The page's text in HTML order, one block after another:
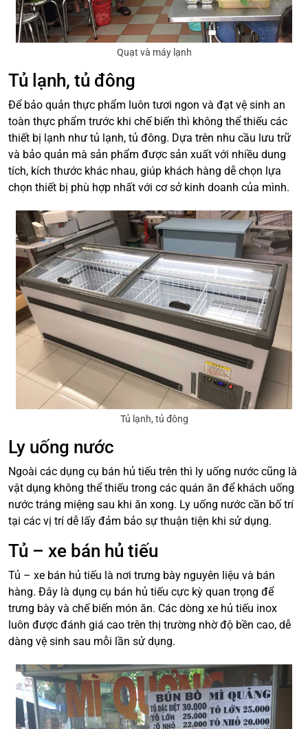
Quạt và máy lạnh
Tủ lạnh, tủ đông
Để bảo quản thực phẩm luôn tươi ngon và đạt vệ sinh an
toàn thực phẩm trước khi chế biến thì không thể thiếu các
thiết bị lạnh như tủ lạnh, tủ đông. Dựa trên nhu cầu lưu trữ
và bảo quản mà sản phẩm được sản xuất với nhiều dung
tích, kích thước khác nhau, giúp khách hàng dễ chọn lựa
chọn thiết bị phù hợp nhất với cơ sở kinh doanh của mình.
Tủ lạnh, tủ đông
Ly uống nước
Ngoài các dụng cụ bán hủ tiếu trên thì ly uống nước cũng là
vật dụng không thể thiếu trong các quán ăn để khách uống
nước tráng miệng sau khi ăn xong. Ly uống nước cần bố trí
tại các vị trí dễ lấy đảm bảo sự thuận tiện khi sử dụng.
Tủ – xe bán hủ tiếu
Tủ – xe bán hủ tiếu là nơi trưng bày nguyên liệu và bán
hàng. Đây là dụng cụ bán hủ tiếu cực kỳ quan trọng để
trưng bày và chế biến món ăn. Các dòng xe hủ tiếu inox
luôn được đánh giá cao trên thị trường nhờ độ bền cao, dễ
dàng vệ sinh sau mỗi lần sử dụng.